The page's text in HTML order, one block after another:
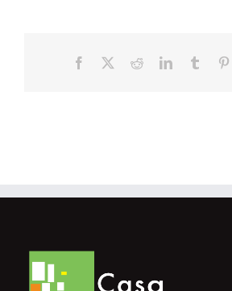
Facebook RedditLinkedInTumblr